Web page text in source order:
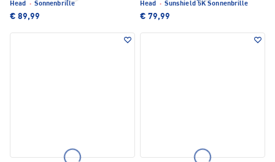
Head · Sonnenbrille
€ 89,99
Head · Sunshield 5K Sonnenbrille
€ 79,99